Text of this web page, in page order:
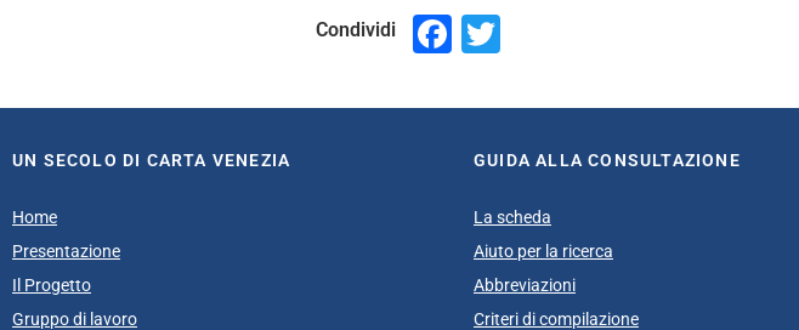
Condividi
Facebook
UN SECOLO DI CARTA VENEZIA
Home
Presentazione
Il Progetto
Gruppo di lavoro
GUIDA ALLA CONSULTAZIONE
La scheda
Aiuto per la ricerca
Abbreviazioni
Criteri di compilazione